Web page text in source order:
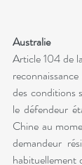
Australie
Article 104 de la
des conditions
le défendeur
Chine au
demandeur
habituellement